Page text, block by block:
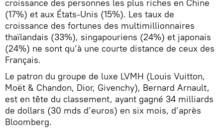
croissance des personnes les plus riches en Chine
(17%) et aux États-Unis (15%). Les taux de
croissance des fortunes des multimillionnaires
thaïlandais (33%), singapouriens (24%) et japonais
(24%) ne sont qu’à une courte distance de ceux des
Français.
Le patron du groupe de luxe LVMH (Louis Vuitton,
Moët & Chandon, Dior, Givenchy), Bernard Arnault,
est en tête du classement, ayant gagné 34 milliards
de dollars (30 mds d’euros) en six mois, d’après
Bloomberg.